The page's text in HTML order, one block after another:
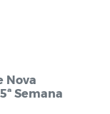
Nova
Semana